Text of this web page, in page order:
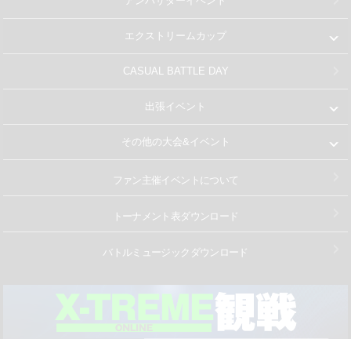
エクストリームカップ
CASUAL BATTLE DAY
出張イベント
その他の大会&イベント
ファン主催イベントについて
トーナメント表ダウンロード
バトルミュージック ダウンロード